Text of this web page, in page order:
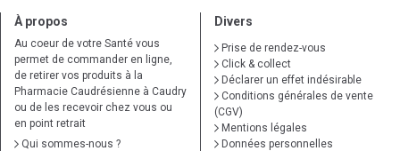
À propos
Au coeur de votre Santé vous
permet de commander en ligne,
de retirer vos produits à la
Pharmacie Caudrésienne à Caudry
ou de les recevoir chez vous ou
en point retrait
Qui sommes-nous ?
Divers
Prise de rendez-vous
Click & collect
Déclarer un effet indésirable
Conditions générales de vente
(CGV)
Mentions légales
Données personnelles